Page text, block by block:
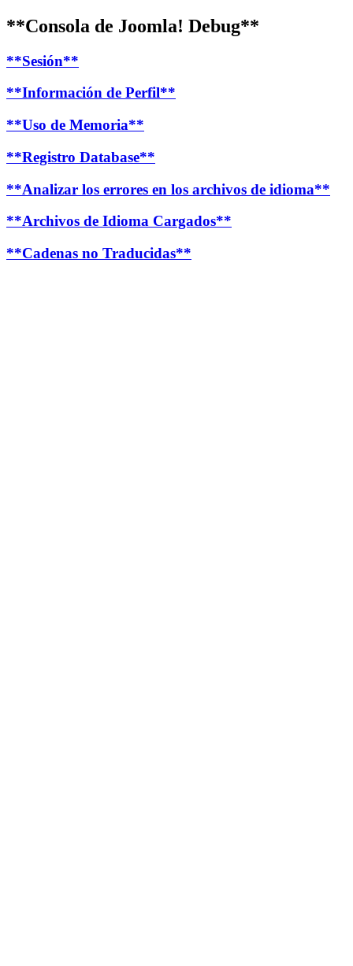
**Consola de Joomla! Debug**
**Sesión**
**Información de Perfil**
**Uso de Memoria**
**Registro Database**
**Analizar los errores en los archivos de idioma**
**Archivos de Idioma Cargados**
**Cadenas no Traducidas**